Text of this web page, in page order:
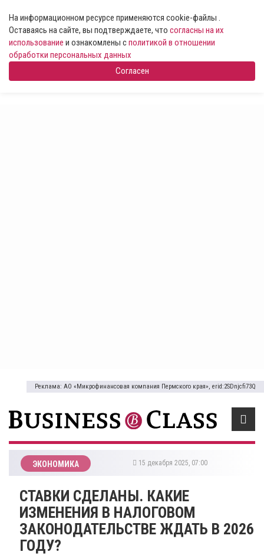
На информационном ресурсе применяются cookie-файлы .
Оставаясь на сайте, вы подтверждаете, что согласны на их
использование и ознакомлены сполитикой в отношении
обработки персональных данных
Согласен
Реклама: АО «Микрофинансовая компания Пермского края», erid:2SDnjcfi73Q
ЭКОНОМИКА 15 декабря 2025, 07:00
​СТАВКИ СДЕЛАНЫ. КАКИЕ
ИЗМЕНЕНИЯ В НАЛОГОВОМ
ЗАКОНОДАТЕЛЬСТВЕ ЖДАТЬ В 2026
ГОДУ?